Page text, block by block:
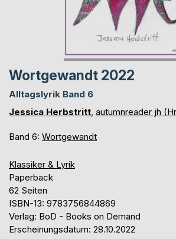
Wortgewandt 2022
Alltagslyrik Band 6
Jessica Herbstritt autumnreader jh
Band 6: Wortgewandt
Klassiker & Lyrik
Paperback
62 Seiten
ISBN-13: 9783756844869
Verlag: BoD - Books on Demand
Erscheinungsdatum: 28.10.2022